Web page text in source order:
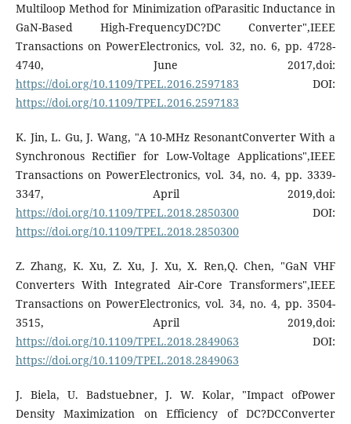
Multiloop Method for Minimization ofParasitic Inductance in
GaN-Based High-FrequencyDC?DC Converter",IEEE
Transactions on PowerElectronics, vol. 32, no. 6, pp. 4728-
4740, June 2017,doi:
https://doi.org/10.1109/TPEL.2016.2597183 DOI:
https://doi.org/10.1109/TPEL.2016.2597183
K. Jin, L. Gu, J. Wang, "A 10-MHz ResonantConverter With a
Synchronous Rectifier for Low-Voltage Applications",IEEE
Transactions on PowerElectronics, vol. 34, no. 4, pp. 3339-
3347, April 2019,doi:
https://doi.org/10.1109/TPEL.2018.2850300DOI:
https://doi.org/10.1109/TPEL.2018.2850300
Z. Zhang, K. Xu, Z. Xu, J. Xu, X. Ren,Q. Chen, "GaN VHF
Converters With Integrated Air-Core Transformers",IEEE
Transactions on PowerElectronics, vol. 34, no. 4, pp. 3504-
3515, April 2019,doi:
https://doi.org/10.1109/TPEL.2018.2849063 DOI:
https://doi.org/10.1109/TPEL.2018.2849063
J. Biela, U. Badstuebner, J. W. Kolar, "Impact ofPower
Density Maximization on Efficiency of DC?DCConverter